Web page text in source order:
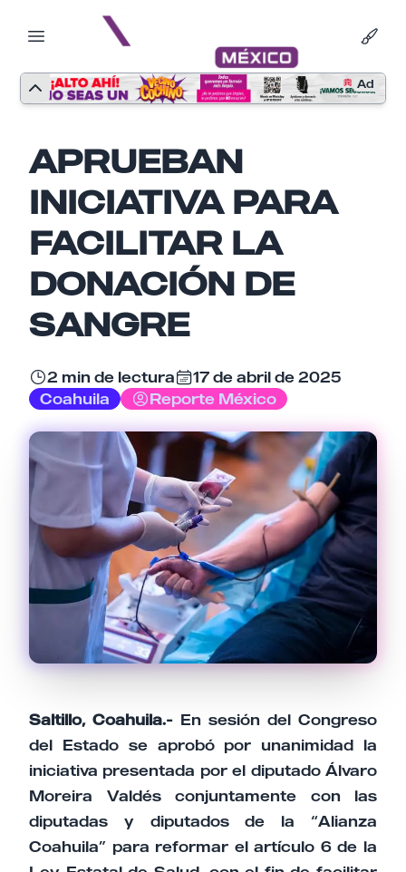
Ad
APRUEBAN
INICIATIVA PARA
FACILITAR LA
DONACIÓN DE
SANGRE
2 min de lectura
17 de abril de 2025
Coahuila
Reporte México
Saltillo, Coahuila.- En sesión del Congreso
del Estado se aprobó por unanimidad la
iniciativa presentada por el diputado Álvaro
Moreira Valdés conjuntamente con las
diputadas y diputados de la “Alianza
Coahuila” para reformar el artículo 6 de la
Nombre
Email
Tu comentario